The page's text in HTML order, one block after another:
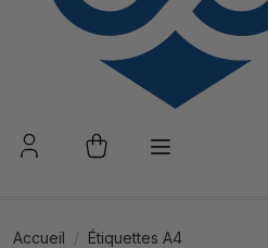
Accueil
Étiquettes A4